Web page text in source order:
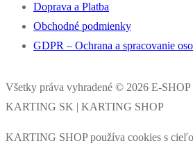
Doprava a Platba
Obchodné podmienky
GDPR – Ochrana a spracovanie
Všetky práva vyhradené © 2026 E-
KARTING SK | KARTING SHOP
KARTING SHOP používa cookies s